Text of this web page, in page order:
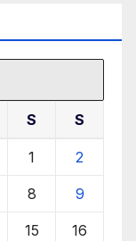
S S
1 2
8 9
15 16